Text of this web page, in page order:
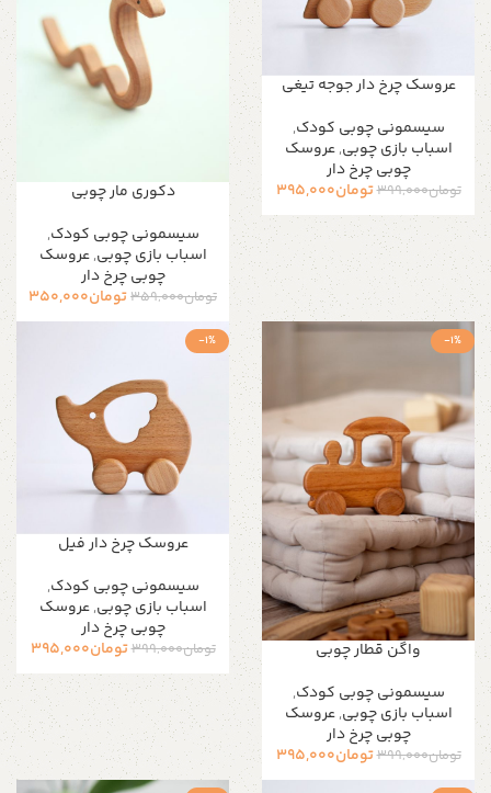
عروسک چرخ دار جوجه تیغی
سیسمونی چوبی کودک,
اسباب بازی چوبی,عروسک
چوبی چرخ دار
تومان399,000تومان395,000
دکوری مار چوبی
سیسمونی چوبی کودک,
اسباب بازی چوبی,عروسک
چوبی چرخ دار
تومان359,000تومان350,000
-1%
واگن قطار چوبی
سیسمونی چوبی کودک,
اسباب بازی چوبی,عروسک
چوبی چرخ دار
تومان399,000تومان395,000
-1%
عروسک چرخ دار فیل
سیسمونی چوبی کودک,
اسباب بازی چوبی,عروسک
چوبی چرخ دار
تومان399,000تومان395,000